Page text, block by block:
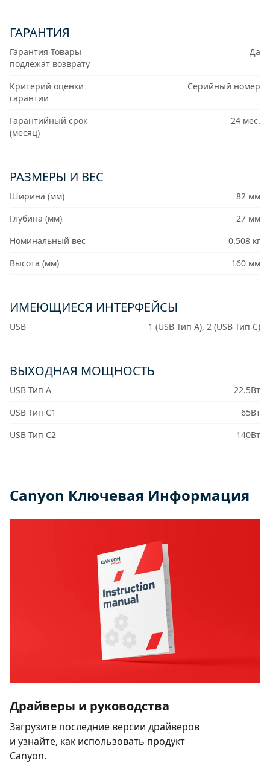
ГАРАНТИЯ
Гарантия Товары
подлежат возврату
Да
Критерий оценки
гарантии
Серийный номер
Гарантийный срок
(месяц)
24 мес.
РАЗМЕРЫ И ВЕС
Ширина (мм)
82 мм
Глубина (мм)
27 мм
Номинальный вес
0.508 кг
Высота (мм)
160 мм
ИМЕЮЩИЕСЯ ИНТЕРФЕЙСЫ
USB 1 (USB Тип A), 2 (USB Тип C)
ВЫХОДНАЯ МОЩНОСТЬ
USB Тип A
22.5Вт
USB Тип C1
65Вт
USB Тип C2
140Вт
Canyon Ключевая Информация
Драйверы и руководства
Загрузите последние версии драйверов
и узнайте, как использовать продукт
Canyon.